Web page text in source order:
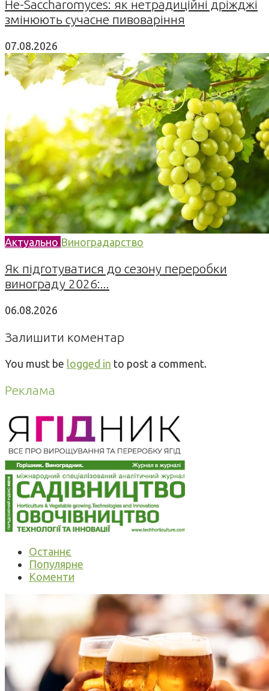
Не-Saccharomyces: як нетрадиційні дріжджі
змінюють сучасне пивоваріння
07.08.2026
Актуально Виноградарство
Як підготуватися до сезону переробки
винограду 2026:...
06.08.2026
Залишити коментар
You must be logged in to post a comment.
Реклама
Останнє
Популярне
Коменти